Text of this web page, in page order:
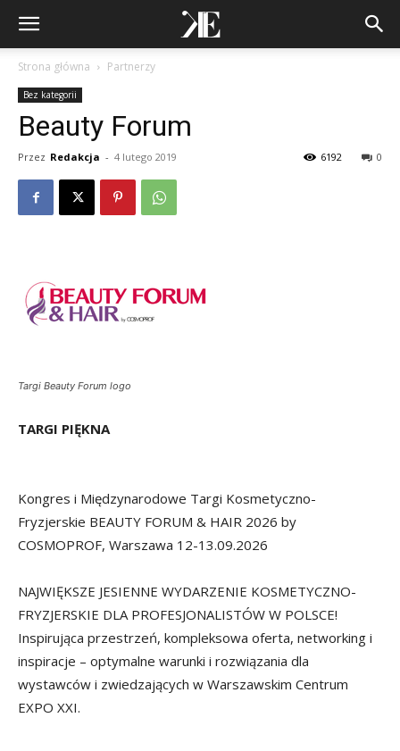
Strona główna Partnerzy
Bez kategorii
Beauty Forum
Przez Redakcja - 4 lutego 2019 0
6192
Targi Beauty Forum logo
TARGI PIĘKNA
Kongres i Międzynarodowe Targi Kosmetyczno-
Fryzjerskie BEAUTY FORUM & HAIR 2026 by
COSMOPROF, Warszawa 12-13.09.2026
NAJWIĘKSZE JESIENNE WYDARZENIE KOSMETYCZNO-
FRYZJERSKIE DLA PROFESJONALISTÓW W POLSCE!
Inspirująca przestrzeń, kompleksowa oferta, networking i
inspiracje – optymalne warunki i rozwiązania dla
wystawców i zwiedzających w Warszawskim Centrum
EXPO XXI.